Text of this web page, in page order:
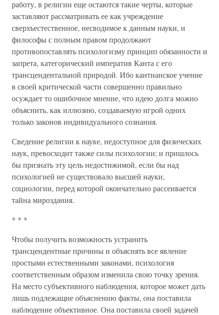
работу, в религии еще остаются такие черты, которые
заставляют рассматривать ее как учреждение
сверхъестественное, несводимое к данным науки, и
философы с полным правом продолжают
противопоставлять психологизму принцип обязанности и
запрета, категорический императив Канта с его
трансцендентальной природой. Ибо кантианское учение
в своей критической части совершенно правильно
осуждает то ошибочное мнение, что идею долга можно
объяснить, как иллюзию, создаваемую игрой одних
только законов индивидуального сознания.
Сведение религии к науке, недоступное для физических
наук, превосходит также силы психологии; и пришлось
бы признать эту цель недостижимой, если бы над
психологией не существовало высшей науки,
социологии, перед которой окончательно рассеивается
тайна мироздания.
* * *
Чтобы получить возможность устранить
трансцендентные причины и объяснять все явление
простыми естественными законами, психология
соответственным образом изменила свою точку зрения.
На место субъективного наблюдения, которое может дать
лишь подлежащие объяснению факты, она поставила
наблюдение объективное. Она поставила своей задачей